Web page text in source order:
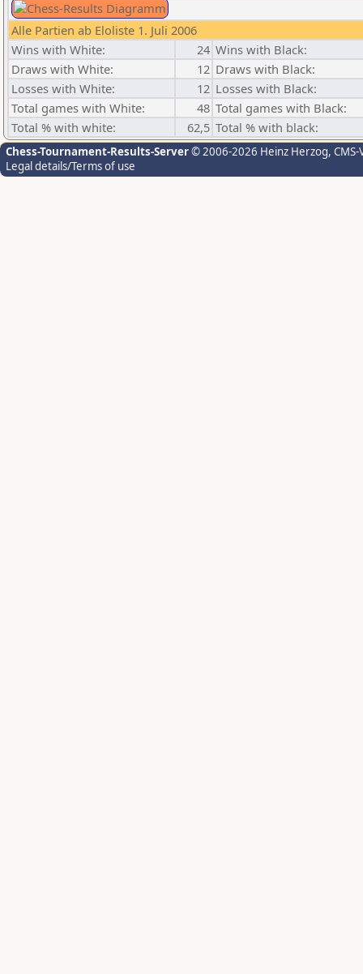
Alle Partien ab Eloliste 1. Juli 2006
Wins with White:
24 Wins with Black:
Draws with White:
12 Draws with Black:
Losses with White:
12 Losses with Black:
Total games with White:
48 Total games with Black:
Total % with white:
62,5 Total % with black:
Chess-Tournament-Results-Server© 2006-2026 Heinz Herzog,
Legal details/Terms of use